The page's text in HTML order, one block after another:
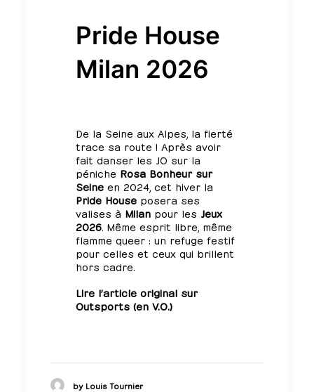
Pride House
Milan 2026
De la Seine aux Alpes, la fierté
trace sa route ! Après avoir
fait danser les JO sur la
péniche Rosa Bonheur sur
Seine en 2024 , cet hiver la
Pride House posera ses
valises à Milan pour les Jeux
2026 . Même esprit libre, même
flamme queer : un refuge festif
pour celles et ceux qui brillent
hors cadre.
Lire l’article original sur
Outsports (en V.O.)
by Louis Tournier